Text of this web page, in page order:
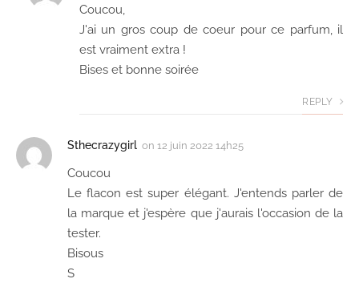
Coucou,
J'ai un gros coup de coeur pour ce parfum, il
est vraiment extra !
Bises et bonne soirée
REPLY
Sthecrazygirl on 12 juin 2022 14h25
Coucou
Le flacon est super élégant. J'entends parler de
la marque et j'espère que j'aurais l'occasion de la
tester.
Bisous
S